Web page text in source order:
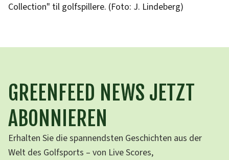
Collection" til golfspillere. (Foto: J. Lindeberg)
GREENFEED NEWS JETZT
ABONNIEREN
Erhalten Sie die spannendsten Geschichten aus der
Welt des Golfsports – von Live Scores,